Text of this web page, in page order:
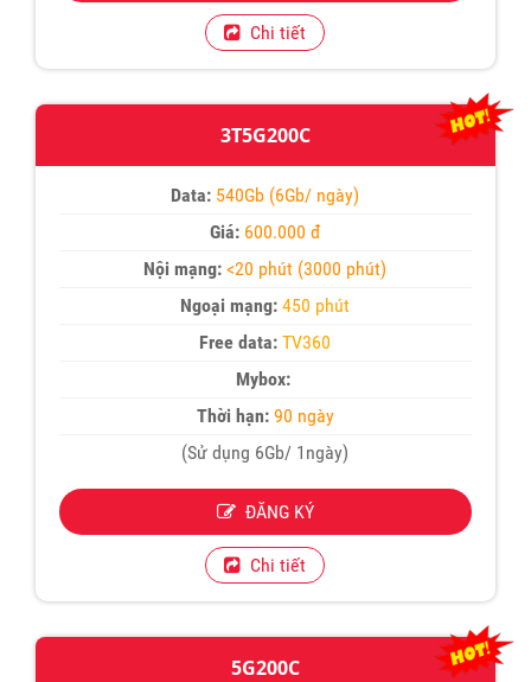
Chi tiết
3T5G200C
Data: 540Gb (6Gb/ ngày)
Giá: 600.000 đ
Nội mạng: <20 phút (3000 phút)
Ngoại mạng: 450 phút
Free data: TV360
Mybox:
Thời hạn:90 ngày
(Sử dụng 6Gb/ 1ngày)
ĐĂNG KÝ
Chi tiết
5G200C